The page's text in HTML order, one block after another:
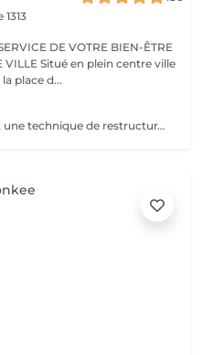
DE VOTRE BIEN-ÊTRE
centre ville
place d...
Le brow lift (ou lamination) est une technique de restructuration qui discipline, rehausse et épaissit les sourcils, offrant un effet fourni et structuré pendant environ 6 à 8 semaines. Ce soin utilise des sérums pour assouplir le poil, le brosser vers le haut et le fixer. Teinture comprise dans le soin.